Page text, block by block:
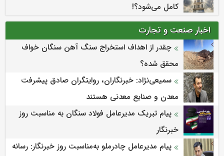
کامل می‌شود؟!
اخبار صنعت و تجارت
چقدر از اهداف استخراج سنگ آهن سنگان خواف
محقق شده؟
سمیعی‌نژاد: خبرنگاران، روایتگران صادق پیشرفت
معدن و صنایع معدنی هستند
پیام تبریک مدیرعامل فولاد سنگان به مناسبت روز
خبرنگار
پیام مدیرعامل چادرملو به‌مناسبت روز خبرنگار: رسانه